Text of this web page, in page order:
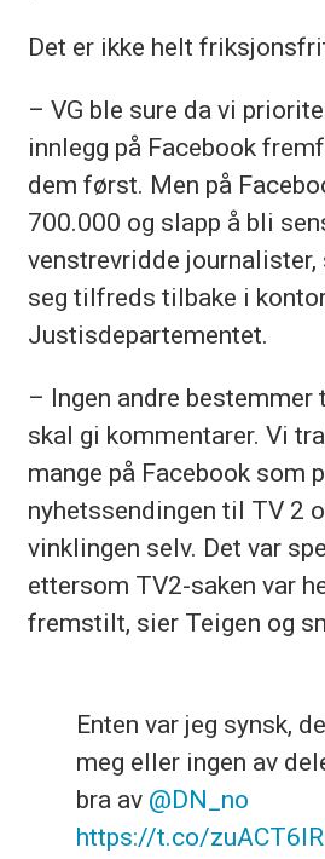
Det er ikke helt
– VG ble sure da vi
innlegg på Facebook
dem først. Men på
700.000 og slapp å bli
venstrevridde journalister,
seg tilfreds tilbake i
Justisdepartementet.
– Ingen andre bestemmer
skal gi kommentarer. Vi
mange på Facebook som
nyhetssendingen til TV 2
vinklingen selv. Det var
ettersom TV2-saken var
fremstilt, sier Teigen og
Enten var jeg synsk,
meg eller ingen av
bra av @DN_no
https://t.co/